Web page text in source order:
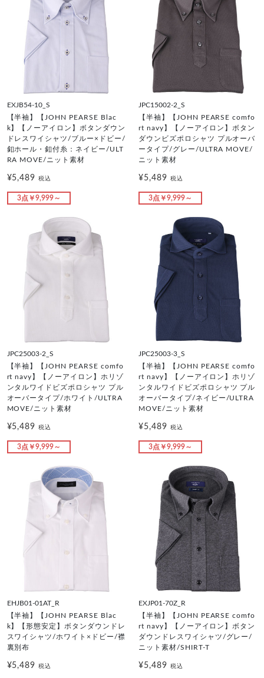
EXJB54-10_S
【半袖】【JOHN PEARSE Blac
k】【ノーアイロン】ボタンダウン
ドレスワイシャツ/ブルー×ドビー/
釦ホール・釦付糸：ネイビー/ULT
RA MOVE/ニット素材
¥5,489税込
3点￥9,999～
JPC15002-2_S
【半袖】【JOHN PEARSE comfo
rt navy】【ノーアイロン】ボタン
ダウンビズポロシャツ プルオーバ
ータイプ/グレー/ULTRA MOVE/
ニット素材
¥5,489 税込
3点￥9,999～
JPC25003-2_S
【半袖】【JOHN PEARSE comfo
rt navy】【ノーアイロン】ホリゾ
ンタルワイドビズポロシャツ プル
オーバータイプ/ホワイト/ULTRA
MOVE/ニット素材
¥5,489税込
3点￥9,999～
JPC25003-3_S
【半袖】【JOHN PEARSE comfo
rt navy】【ノーアイロン】ホリゾ
ンタルワイドビズポロシャツ プル
オーバータイプ/ネイビー/ULTRA
MOVE/ニット素材
¥5,489 税込
3点￥9,999～
EHJB01-01AT_R
【半袖】【JOHN PEARSE Blac
k】【形態安定】ボタンダウンドレ
スワイシャツ/ホワイト×ドビー/襟
裏別布
¥5,489税込
EXJP01-70Z_R
【半袖】【JOHN PEARSE comfo
rt navy】【ノーアイロン】ボタン
ダウンドレスワイシャツ/グレー/
ニット素材/SHIRT-T
¥5,489 税込